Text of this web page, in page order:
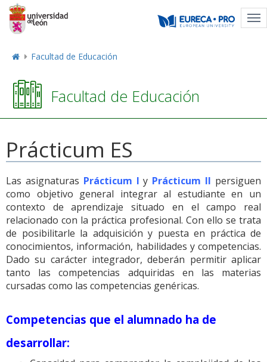
Facultad de Educación
Facultad de Educación
Prácticum ES
Las asignaturas Prácticum I y Prácticum II persiguen
como objetivo general integrar al estudiante en un
contexto de aprendizaje situado en el campo real
relacionado con la práctica profesional. Con ello se trata
de posibilitarle la adquisición y puesta en práctica de
conocimientos, información, habilidades y competencias.
Dado su carácter integrador, deberán permitir aplicar
tanto las competencias adquiridas en las materias
cursadas como las competencias genéricas.
Competencias que el alumnado ha de
desarrollar: